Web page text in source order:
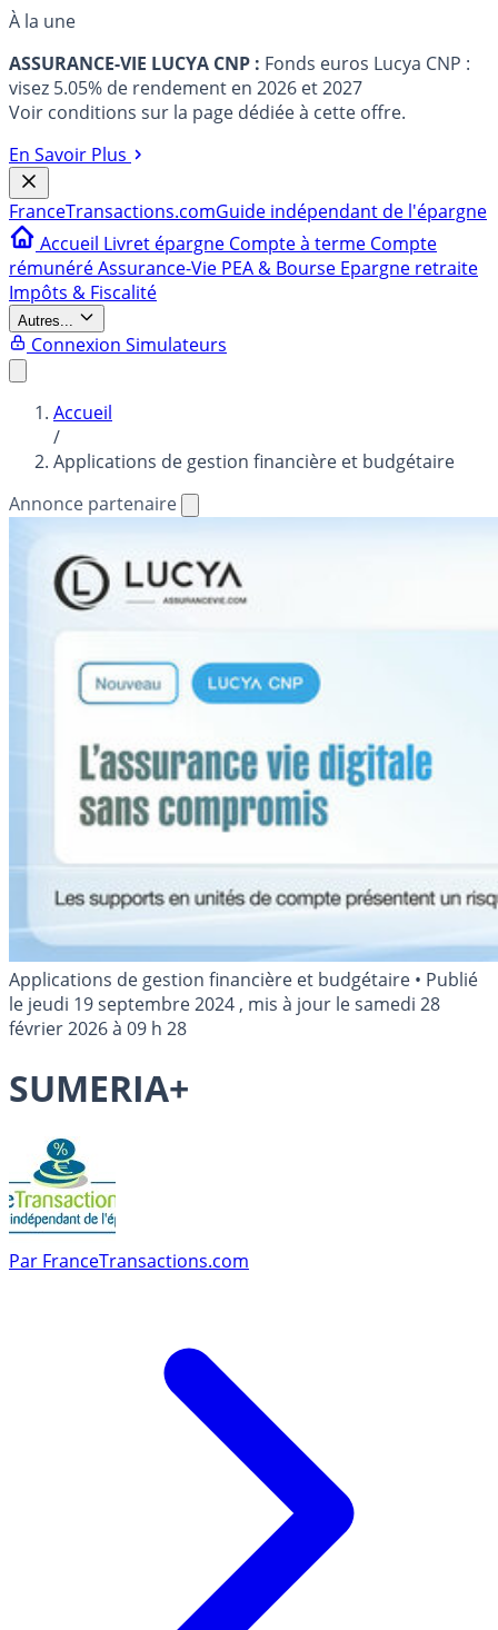
À la une
ASSURANCE-VIE LUCYA CNP : Fonds euros Lucya CNP :
visez 5.05% de rendement en 2026 et 2027
Voir conditions sur la page dédiée à cette offre.
En Savoir Plus
FranceTransactions.comGuide indépendant de l'épargne
Accueil Livret épargne Compte à terme Compte
rémunéréAssurance-Vie PEA & Bourse Epargne retraite
Impôts & Fiscalité
Autres...
Connexion Simulateurs
Accueil
/
Applications de gestion financière et budgétaire
Annonce partenaire
Applications de gestion financière et budgétaire • Publié
le jeudi 19 septembre 2024 , mis à jour lesamedi 28
février 2026 à 09 h 28
SUMERIA+
Par FranceTransactions.com